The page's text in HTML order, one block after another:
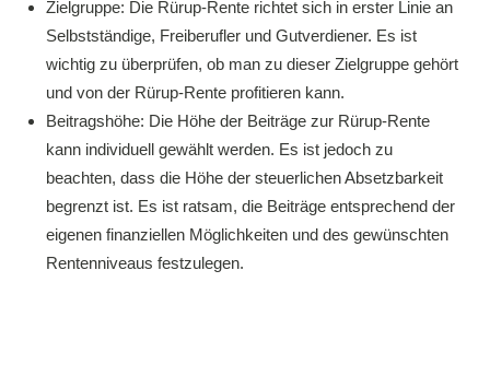
Zielgruppe: Die Rürup-Rente richtet sich in erster Linie an
Selbstständige, Freiberufler und Gutverdiener. Es ist
wichtig zu überprüfen, ob man zu dieser Zielgruppe gehört
und von der Rürup-Rente profitieren kann.
Beitragshöhe: Die Höhe der Beiträge zur Rürup-Rente
kann individuell gewählt werden. Es ist jedoch zu
beachten, dass die Höhe der steuerlichen Absetzbarkeit
begrenzt ist. Es ist ratsam, die Beiträge entsprechend der
eigenen finanziellen Möglichkeiten und des gewünschten
Rentenniveaus festzulegen.